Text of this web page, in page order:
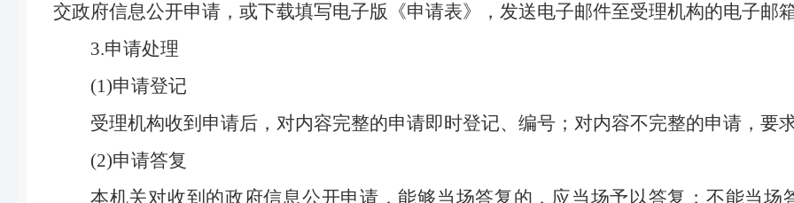
交政府信息公开申请，或下载填写电子版《申请表》，发送电子邮件至受理机构的电子邮
3.申请处理
(1)申请登记
受理机构收到申请后，对内容完整的申请即时登记、编号；对内容不完整的申请，要
(2)申请答复
本机关对收到的政府信息公开申请，能够当场答复的，应当场予以答复；不能当